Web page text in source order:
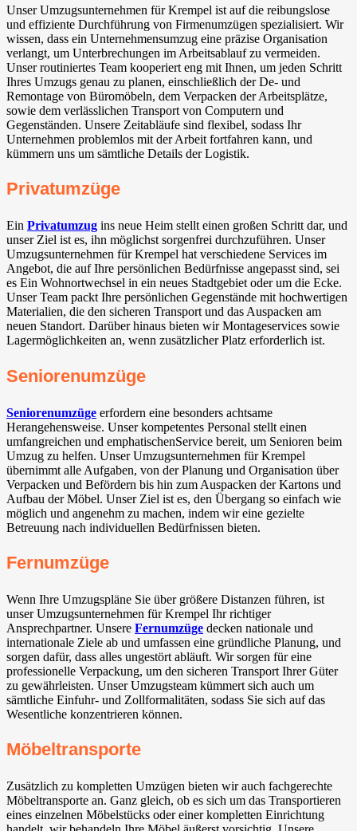
Unser Umzugsunternehmen für Krempel ist auf die reibungslose
und effiziente Durchführung von Firmenumzügen spezialisiert. Wir
wissen, dass ein Unternehmensumzug eine präzise Organisation
verlangt, um Unterbrechungen im Arbeitsablauf zu vermeiden.
Unser routiniertes Team kooperiert eng mit Ihnen, um jeden Schritt
Ihres Umzugs genau zu planen, einschließlich der De- und
Remontage von Büromöbeln, dem Verpacken der Arbeitsplätze,
sowie dem verlässlichen Transport von Computern und
Gegenständen. Unsere Zeitabläufe sind flexibel, sodass Ihr
Unternehmen problemlos mit der Arbeit fortfahren kann, und
kümmern uns um sämtliche Details der Logistik.
Privatumzüge
Ein Privatumzug ins neue Heim stellt einen großen Schritt dar, und
unser Ziel ist es, ihn möglichst sorgenfrei durchzuführen. Unser
Umzugsunternehmen für Krempel hat verschiedene Services im
Angebot, die auf Ihre persönlichen Bedürfnisse angepasst sind, sei
es Ein Wohnortwechsel in ein neues Stadtgebiet oder um die Ecke.
Unser Team packt Ihre persönlichen Gegenstände mit hochwertigen
Materialien, die den sicheren Transport und das Auspacken am
neuen Standort. Darüber hinaus bieten wir Montageservices sowie
Lagermöglichkeiten an, wenn zusätzlicher Platz erforderlich ist.
Seniorenumzüge
Seniorenumzüge erfordern eine besonders achtsame
Herangehensweise. Unser kompetentes Personal stellt einen
umfangreichen und emphatischenService bereit, um Senioren beim
Umzug zu helfen. Unser Umzugsunternehmen für Krempel
übernimmt alle Aufgaben, von der Planung und Organisation über
Verpacken und Befördern bis hin zum Auspacken der Kartons und
Aufbau der Möbel. Unser Ziel ist es, den Übergang so einfach wie
möglich und angenehm zu machen, indem wir eine gezielte
Betreuung nach individuellen Bedürfnissen bieten.
Fernumzüge
Wenn Ihre Umzugspläne Sie über größere Distanzen führen, ist
unser Umzugsunternehmen für Krempel Ihr richtiger
Ansprechpartner. Unsere Fernumzüge decken nationale und
internationale Ziele ab und umfassen eine gründliche Planung, und
sorgen dafür, dass alles ungestört abläuft. Wir sorgen für eine
professionelle Verpackung, um den sicheren Transport Ihrer Güter
zu gewährleisten. Unser Umzugsteam kümmert sich auch um
sämtliche Einfuhr- und Zollformalitäten, sodass Sie sich auf das
Wesentliche konzentrieren können.
Möbeltransporte
Zusätzlich zu kompletten Umzügen bieten wir auch fachgerechte
Möbeltransporte an. Ganz gleich, ob es sich um das Transportieren
eines einzelnen Möbelstücks oder einer kompletten Einrichtung